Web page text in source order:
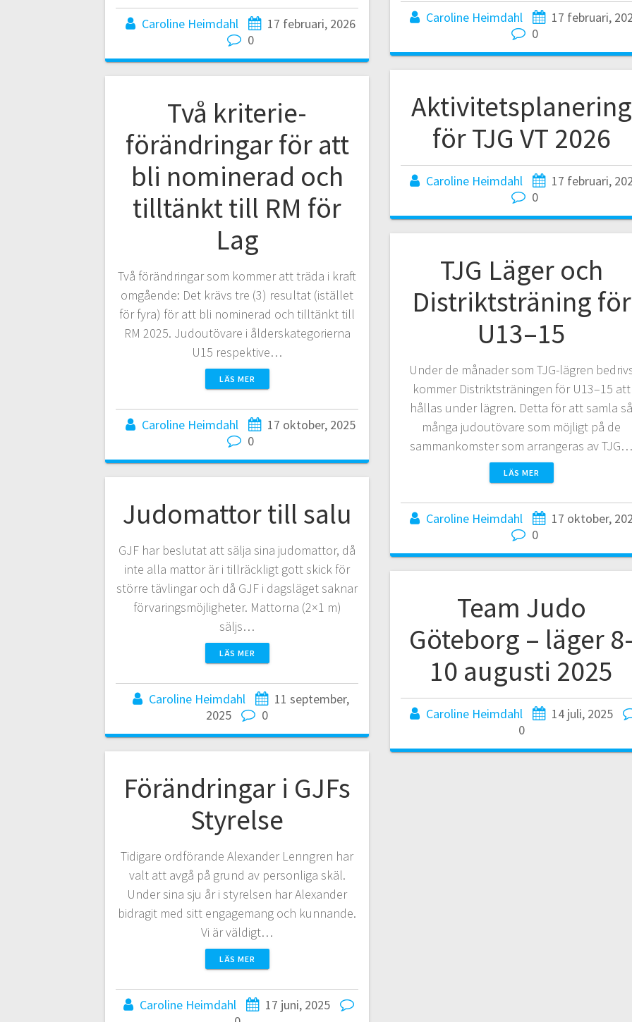
Caroline Heimdahl
17 februari,
0
Caroline Heimdahl
17 februari, 2026
0
Aktivitetsplanering
för TJG VT 2026
Caroline Heimdahl
17 februari,
0
Två kriterie-
förändringar för att
bli nominerad och
tilltänkt till RM för
Lag
Två förändringar som kommer att träda i kraft
omgående: Det krävs tre (3) resultat (istället
för fyra) för att bli nominerad och tilltänkt till
RM 2025. Judoutövare i ålderskategorierna
U15 respektive…
LÄS MER
Caroline Heimdahl
17 oktober, 2025
0
TJG Läger och
Distriktsträning för
U13–15
Under de månader som TJG-lägren
kommer Distriktsträningen för U13–15 att
hållas under lägren. Detta för att samla
många judoutövare som möjligt på de
sammankomster som arrangeras av
LÄS MER
Caroline Heimdahl
17 oktober,
0
Judomattor till salu
GJF har beslutat att sälja sina judomattor, då
inte alla mattor är i tillräckligt gott skick för
större tävlingar och då GJF i dagsläget saknar
förvaringsmöjligheter. Mattorna (2×1 m)
säljs…
LÄS MER
Caroline Heimdahl
11 september,
2025
0
Team Judo
Göteborg – läger
10 augusti 2025
Caroline Heimdahl
14 juli, 2025
0
Förändringar i GJFs
Styrelse
Tidigare ordförande Alexander Lenngren har
valt att avgå på grund av personliga skäl.
Under sina sju år i styrelsen har Alexander
bidragit med sitt engagemang och kunnande.
Vi är väldigt…
LÄS MER
Caroline Heimdahl
17 juni, 2025